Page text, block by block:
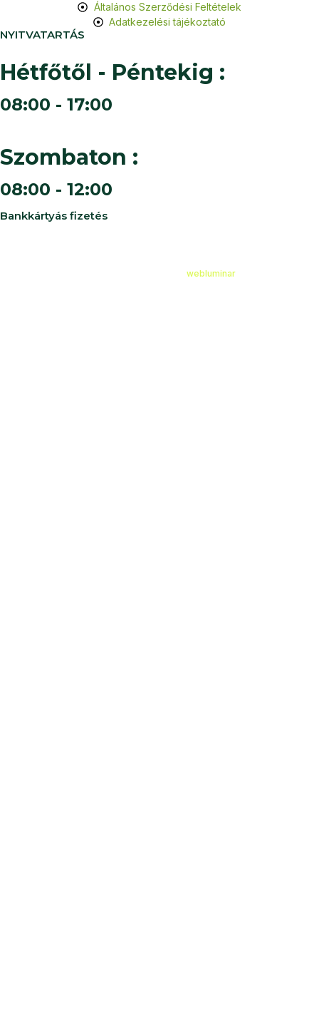
Általános Szerződési Feltételek
Adatkezelési tájékoztató
NYITVATARTÁS
Hétfőtől - Péntekig :
08:00 - 17:00
Szombaton :
08:00 - 12:00
Bankkártyás fizetés
webluminar